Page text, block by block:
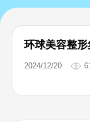
环球美容整
2024/12/20